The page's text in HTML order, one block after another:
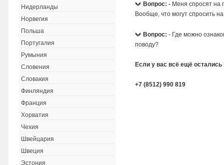
Вопрос: - Меня спросят на
Вообще, что могут спросить
Вопрос: - Где можно
поводу?
Если у вас всё ещё
+7 (8512) 990 819
Нидерланды
Норвегия
Польша
Португалия
Румыния
Словения
Словакия
Финляндия
Франция
Хорватия
Чехия
Швейцария
Швеция
Эстония